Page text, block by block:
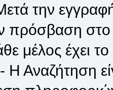
την
πρόσβαση
μέλος έχει
- Η Αναζήτηση